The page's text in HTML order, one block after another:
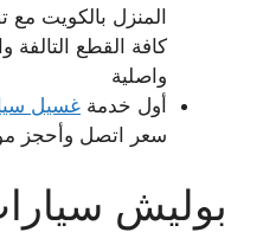
المنزل بالكويت مع
كافة القطع التالفة
واصلية
أول خدمة غسيل
سعر اتصل وأحجز
بوليش